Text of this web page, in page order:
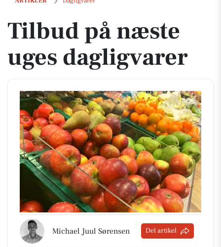
Tilbud på næste
uges dagligvarer
Michael Juul Sørensen Del artikel